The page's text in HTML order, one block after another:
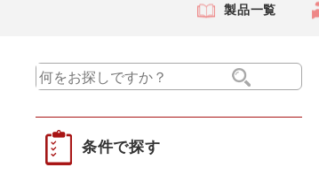
製品一覧
条件で探す